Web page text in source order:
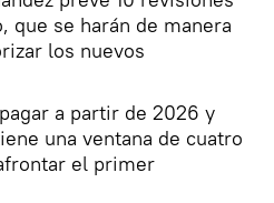
que se harán de manera
los nuevos
a partir de 2026 y
una ventana de cuatro
el primer